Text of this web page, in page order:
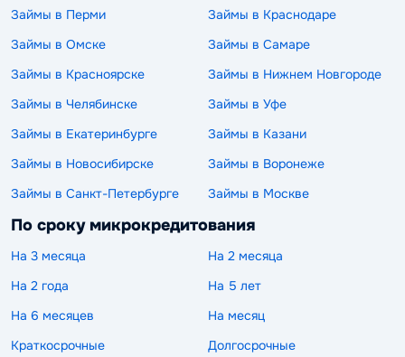
Займы в Перми
Займы в Краснодаре
Займы в Омске
Займы в Самаре
Займы в Красноярске
Займы в Нижнем Новгороде
Займы в Челябинске
Займы в Уфе
Займы в Екатеринбурге
Займы в Казани
Займы в Новосибирске
Займы в Воронеже
Займы в Санкт-Петербурге
Займы в Москве
По сроку микрокредитования
На 3 месяца
На 2 месяца
На 2 года
На 5 лет
На 6 месяцев
На месяц
Краткосрочные
Долгосрочные